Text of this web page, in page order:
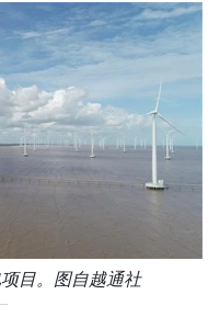
目。图自越通社